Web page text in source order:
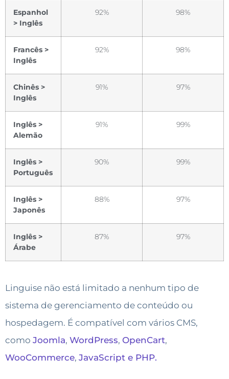
Espanhol
> Inglês
92% 98%
Francês >
Inglês
92% 98%
Chinês >
Inglês
91% 97%
Inglês >
Alemão
91% 99%
Inglês >
Português
90% 99%
Inglês >
Japonês
88% 97%
Inglês >
Árabe
87% 97%
Linguise não está limitado a nenhum tipo de
sistema de gerenciamento de conteúdo ou
hospedagem. É compatível com vários CMS,
como Joomla, WordPress, OpenCart,
WooCommerce, JavaScript e PHP.